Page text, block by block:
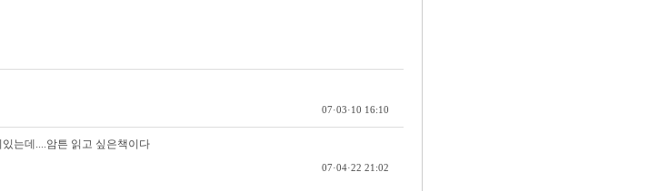
07·03·10 16:10
는데....암튼 읽고 싶은책이다
07·04·22 21:02